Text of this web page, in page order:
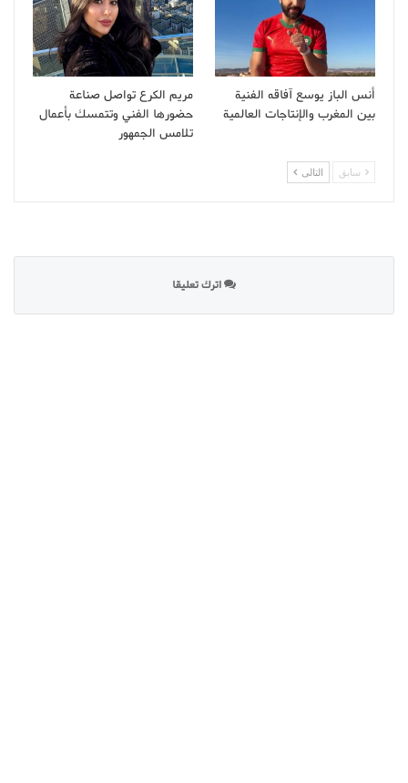
أنس الباز يوسع آفاقه الفنية
بين المغرب والإنتاجات العالمية
مريم الكرع تواصل صناعة
حضورها الفني وتتمسك بأعمال
تلامس الجمهور
سابق التالى
اترك تعليقا